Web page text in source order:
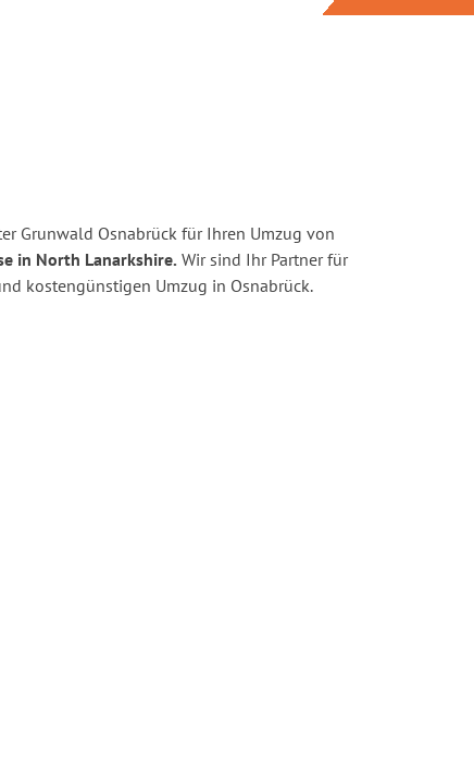
Grunwald Osnabrück für Ihren Umzug von
in North Lanarkshire. Wir sind Ihr Partner für
kostengünstigen Umzug in Osnabrück.